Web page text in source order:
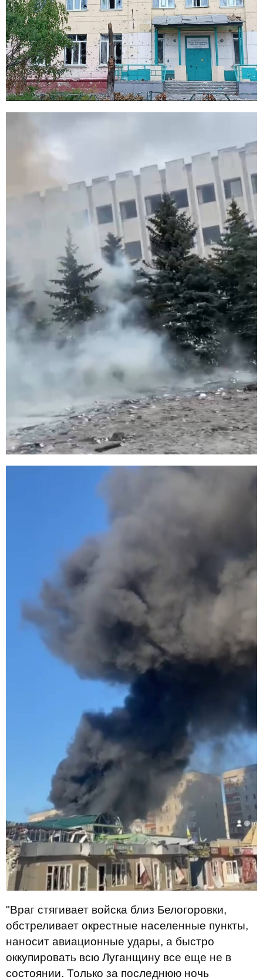
"Враг стягивает войска близ Белогоровки,
обстреливает окрестные населенные пункты,
наносит авиационные удары, а быстро
оккупировать всю Луганщину все еще не в
состоянии. Только за последнюю ночь